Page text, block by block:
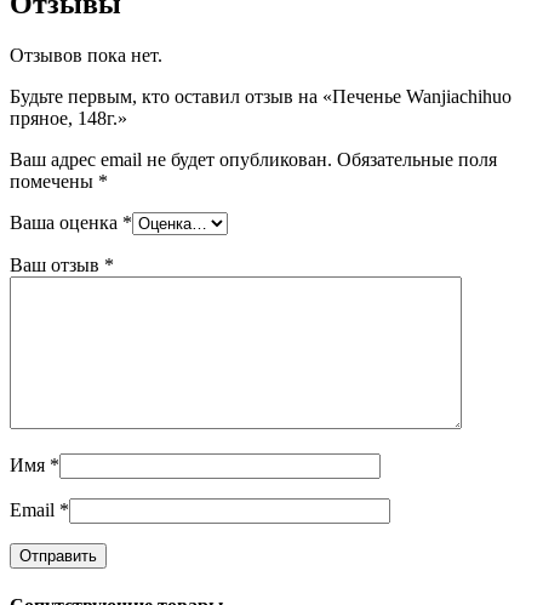
Отзывов пока нет.
Будьте первым, кто оставил отзыв на «Печенье Wanjiachihuo
пряное, 148г.»
Ваш адрес email не будет опубликован. Обязательные поля
помечены *
Ваша оценка *
Ваш отзыв *
Имя *
Email *